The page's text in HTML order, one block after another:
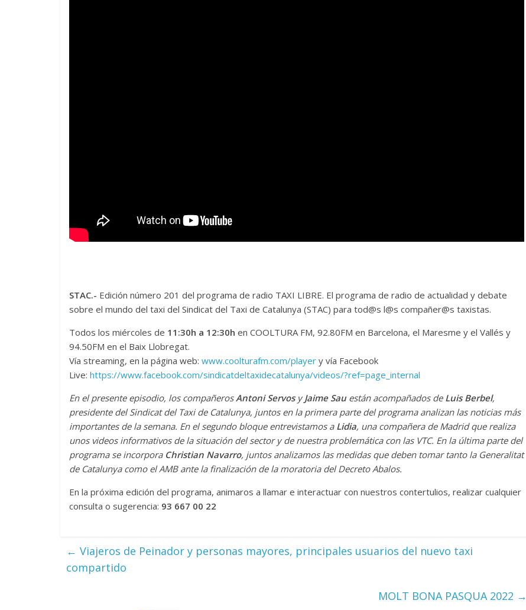
STAC.- Edición número 201 del programa de radio TAXI LIBRE. El programa de radio de actualidad y debate
sobre el mundo del taxi del Sindicat del Taxi de Catalunya (STAC) para tod@s l@s compañer@s taxistas.
Todos los miércoles de 11:30h a 12:30h en COOLTURA FM, 92.80FM en Barcelona, el Maresme y el Vallés y
94.50FM en el Baix Llobregat.
Vía streaming, en la página web: www.coolturafm.com/player y vía Facebook
Live: https://www.facebook.com/sindicatdeltaxidecatalunya/videos/?ref=page_internal
En el presente episodio, los compañerosAntoni ServosyJaime Sauestán acompañados de Luis Berbel,
presidente del Sindicat del Taxi de Catalunya, juntos en la primera parte del programa analizan las noticias más
importantes de la semana. En el segundo bloque entrevistamos a Lidia, una compañera de Madrid que realiza
unos videos informativos de la situación del sector y de nuestra problemática con las VTC. En la última parte del
programa se incorpora Christian Navarro, juntos analizamos las medidas que deben tomar tanto la Generalitat
de Catalunya como el AMB ante la finalización de la moratoria del Decreto Abalos.
En la próxima edición del programa, animaros a llamar e interactuar con nuestros contertulios, realizar cualquier
consulta o sugerencia: 93 667 00 22
← Viajeros de Peinador y personas mayores, principales usuarios del nuevo taxi
compartido
MOLT BONA PASQUA 2022 →